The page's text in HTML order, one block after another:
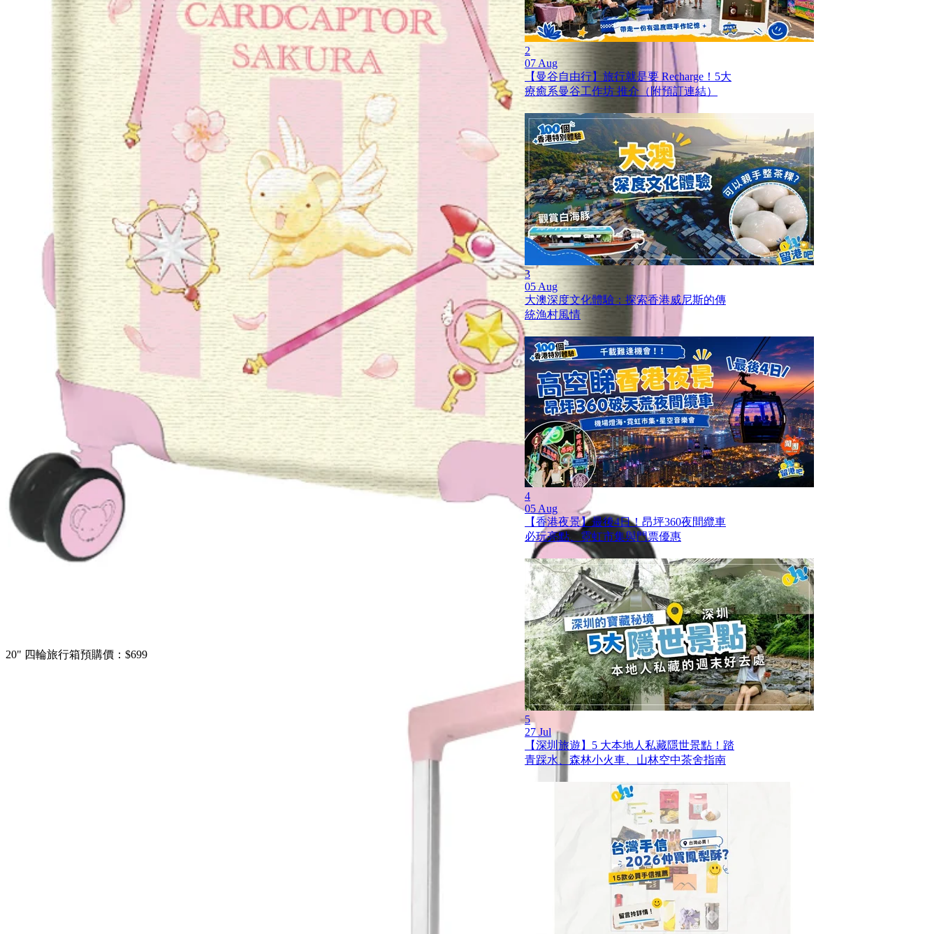
20" 四輪旅行箱預購價：$699
2
07 Aug
【曼谷自由行】旅行就是要 Recharge！5大
療癒系曼谷工作坊 推介（附預訂連結）
3
05 Aug
大澳深度文化體驗：探索香港威尼斯的傳
統漁村風情
4
05 Aug
【香港夜景】最後4日！昂坪360夜間纜車
必玩亮點、霓虹市集與門票優惠
5
27 Jul
【深圳旅遊】5 大本地人私藏隱世景點！踏
青踩水、森林小火車、山林空中茶舍指南